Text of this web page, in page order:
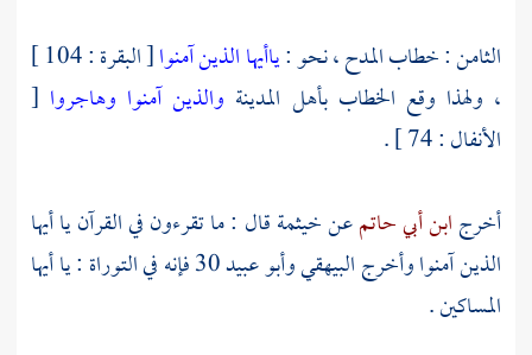
الثامن : خطاب المدح ، نحو :ياأيها الذين آمنوا
[ البقرة : 104 ]
، ولهذا وقع الخطاببأهل المدينة والذين آمنوا وهاجروا [
الأنفال : 74 ] .
أخرجابن أبي حاتمعنخيثمةقال : ما تقرءون في القرآن يا أيها
الذين آمنوا وأخرجالبيهقيوأبو عبيد
30 فإنه في التوراة : يا أيها
المساكين .